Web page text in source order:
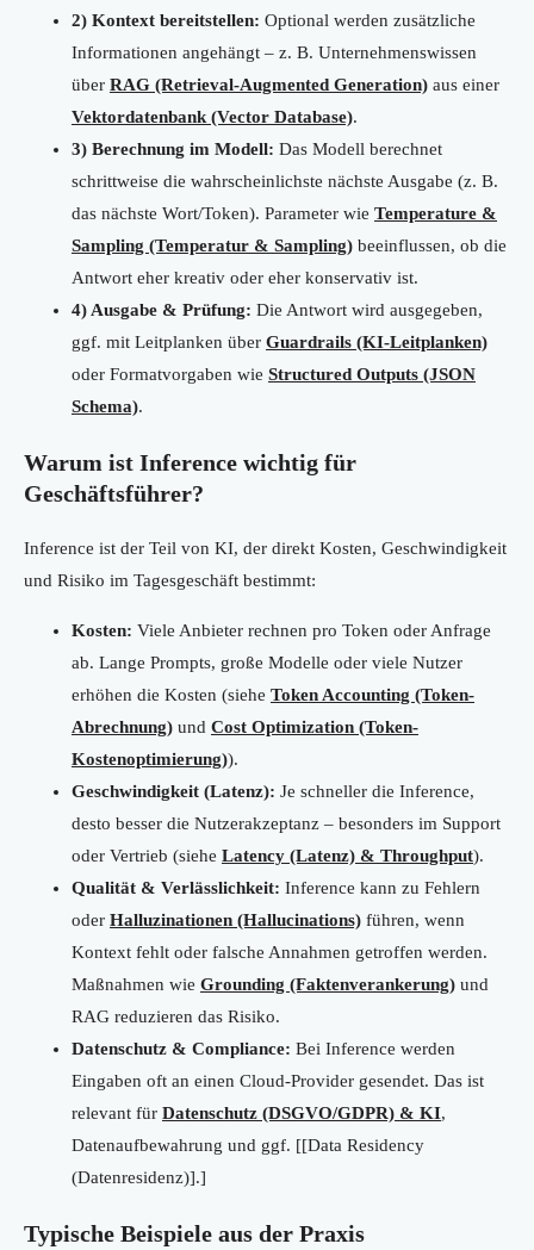
2) Kontext bereitstellen: Optional werden zusätzliche
Informationen angehängt – z. B. Unternehmenswissen
über RAG (Retrieval-Augmented Generation) aus einer
Vektordatenbank (Vector Database).
3) Berechnung im Modell: Das Modell berechnet
schrittweise die wahrscheinlichste nächste Ausgabe (z. B.
das nächste Wort/Token). Parameter wie Temperature &
Sampling (Temperatur & Sampling) beeinflussen, ob die
Antwort eher kreativ oder eher konservativ ist.
4) Ausgabe & Prüfung: Die Antwort wird ausgegeben,
ggf. mit Leitplanken über Guardrails (KI-Leitplanken)
oder Formatvorgaben wie Structured Outputs (JSON
Schema).
Warum ist Inference wichtig für
Geschäftsführer?
Inference ist der Teil von KI, der direkt Kosten, Geschwindigkeit
und Risiko im Tagesgeschäft bestimmt:
Kosten: Viele Anbieter rechnen pro Token oder Anfrage
ab. Lange Prompts, große Modelle oder viele Nutzer
erhöhen die Kosten (siehe Token Accounting (Token-
Abrechnung) und Cost Optimization (Token-
Kostenoptimierung)).
Geschwindigkeit (Latenz): Je schneller die Inference,
desto besser die Nutzerakzeptanz – besonders im Support
oder Vertrieb (siehe Latency (Latenz) & Throughput).
Qualität & Verlässlichkeit: Inference kann zu Fehlern
oder Halluzinationen (Hallucinations) führen, wenn
Kontext fehlt oder falsche Annahmen getroffen werden.
Maßnahmen wie Grounding (Faktenverankerung) und
RAG reduzieren das Risiko.
Datenschutz & Compliance: Bei Inference werden
Eingaben oft an einen Cloud-Provider gesendet. Das ist
relevant für Datenschutz (DSGVO/GDPR) & KI,
Datenaufbewahrung und ggf. [[Data Residency
(Datenresidenz)].]
Typische Beispiele aus der Praxis